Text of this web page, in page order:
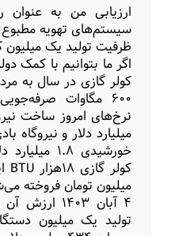
ارزیابی من به عنوان
سیستم‌های تهویه
ظرفیت تولید یک میلیون
اگر ما بتوانیم با کمک
کولر گازی در سال به
۶۰۰ مگاوات
خورشیدی ۱.۸
تولید یک میلیون